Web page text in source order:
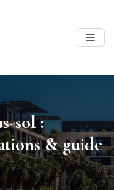
sol :
& guide